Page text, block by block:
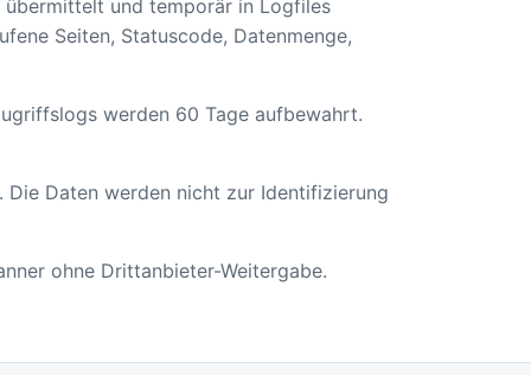
übermittelt und temporär in Logfiles
Seiten, Statuscode, Datenmenge,
werden 60 Tage aufbewahrt.
Die Daten werden nicht zur Identifizierung
ohne Drittanbieter-Weitergabe.